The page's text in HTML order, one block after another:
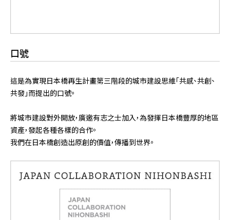
口號
這是為實現日本橋再生計畫第三階段的城市建設思維「共感、共創、
共發」而提出的口號。
將城市建設對外開放，廣邀有志之士加入，為發揮日本橋豐厚的地區
資產，發起各種各樣的合作。
我們在日本橋創造出原創的價值，傳播到世界。